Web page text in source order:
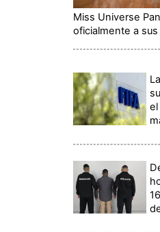
Miss Universe
oficialmente a
el